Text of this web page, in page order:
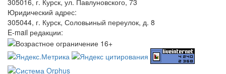
305016, г. Курск, ул. Павлуновского, 73
Юридический адрес:
305044, г. Курск, Соловьиный переулок, д. 8
E-mail редакции: